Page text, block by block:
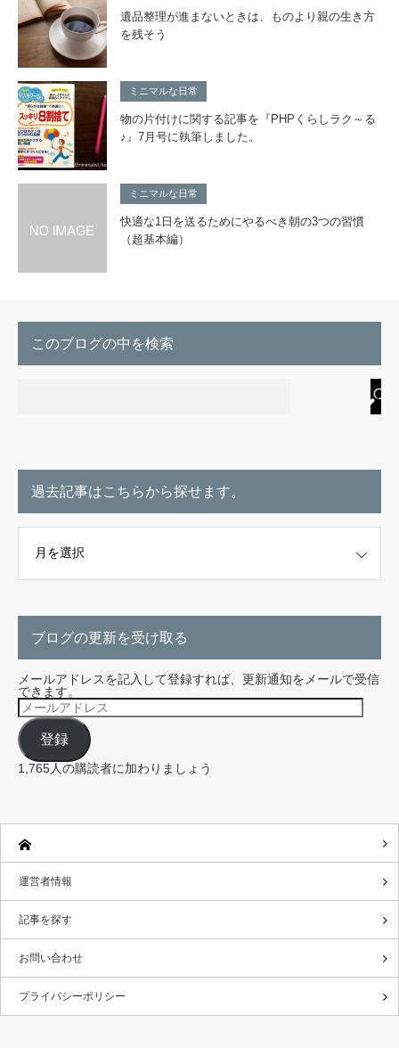
遺品整理が進まないときは、ものより親の生き方
を残そう
ミニマルな日常
物の片付けに関する記事を『PHPくらしラク～る
♪』7月号に執筆しました。
ミニマルな日常
快適な1日を送るためにやるべき朝の3つの習慣
（超基本編）
このブログの中を検索
過去記事はこちらから探せます。
ブログの更新を受け取る
メールアドレスを記入して登録すれば、更新通知をメールで受信
できます。
メ
ー
ル
ア
ド
レ
ス
登録
1,765人の購読者に加わりましょう
運営者情報
記事を探す
お問い合わせ
プライバシーポリシー